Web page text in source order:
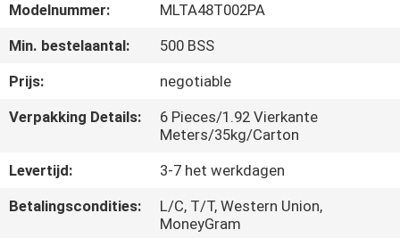
KWALITEITSCONTROLE
NEEM
CONTACT
ONS
OP
Modelnummer:
MLTA48T002PA
Min. bestelaantal:
500 BSS
Prijs:
negotiable
Verpakking Details:
6 Pieces/1.92 Vierkante
Meters/35kg/Carton
Levertijd:
3-7 het werkdagen
Betalingscondities:
L/C, T/T, Western Union,
MoneyGram